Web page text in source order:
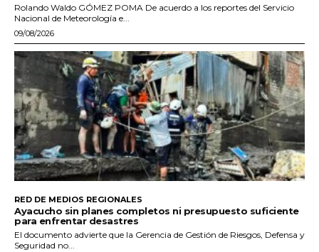
Rolando Waldo GÓMEZ POMA De acuerdo a los reportes del Servicio
Nacional de Meteorología e...
09/08/2026
RED DE MEDIOS REGIONALES
Ayacucho sin planes completos ni presupuesto suficiente
para enfrentar desastres
El documento advierte que la Gerencia de Gestión de Riesgos, Defensa y
Seguridad no...